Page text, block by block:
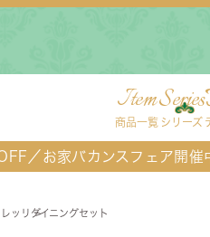
Item
商品一覧
Series
シリーズ
／お家バカンスフェア開催
ッリ ダイニングセット